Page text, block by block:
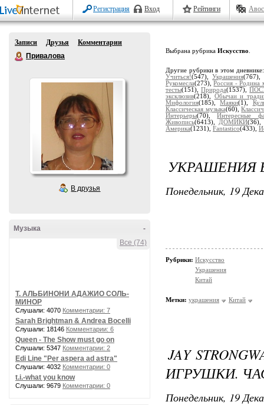
Регистрация Вход Рейтинги
Записи Друзья
Комментарии
Привалова
В друзья
-
Музыка
Все (74)
Т. АЛЬБИНОНИ АДАЖИО СОЛЬ-
МИНОР
Слушали: 4070 Комментарии: 7
Sarah Brightman & Andrea Bocelli
Слушали: 18146 Комментарии: 6
Queen - The Show must go on
Слушали: 5347 Комментарии: 2
Edi Line "Per aspera ad astra"
Слушали: 4032 Комментарии: 0
t.i.-what you know
Слушали: 9679 Комментарии: 0
Выбрана рубрика Искусство
Другие рубрики в этом
Учиться!(547),Украшения(767),
Рукомесла(273),Россия - Родина
тесты(151),Природа(1537),
эксклюзив(218), Обычаи и
Мифология(185),Маяки(1),
Классическая музыка(60),
Интерьеры(70),Интересные
Живопись(6413), ДОМИКИ
Америка(1231), Fantastico(433),
УКРАШЕНИЯ
Понедельник, 19
Рубрики: Искусство
Украшения
Китай
Метки: украшения Китай
JAY
ИГРУШКИ.
Понедельник, 19